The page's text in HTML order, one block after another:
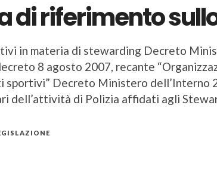
di riferimento
in materia di stewarding Decreto
8 agosto 2007, recante
sportivi” Decreto Ministero dell’Interno
dell’attività di Polizia affidati agli